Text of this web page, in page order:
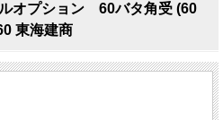
オプション 60バタ角受 (60
東海建商